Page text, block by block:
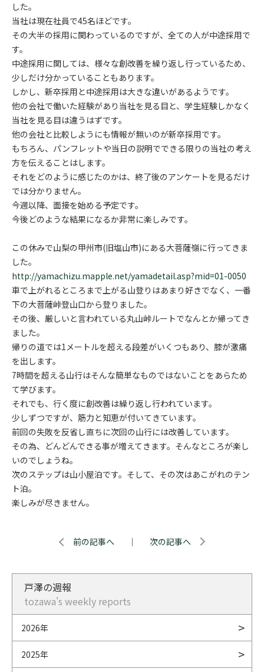
した。
当社は現在社員で45名ほどです。
その大半の採用に関わっているのですが、全ての人が中途採用で
す。
中途採用に関しては、様々な創改善を繰り返し行っているため、
少しだけ分かっていることもあります。
しかし、新卒採用と中途採用は大きな違いがあるようです。
他の会社で働いた経験があり当社を見る目と、学生経験しかなく
当社を見る目は違うはずです。
他の会社と比較しようにも情報が無いのが新卒採用です。
もちろん、パンフレットや当日の説明でできる限りの当社の考え
方を伝えることはします。
それをどのように感じたのかは、終了後のアンケートを見るだけ
では分かりません。
今週以降、面接を始める予定です。
今後どのような結果になるか非常に楽しみです。
この休みで山梨の甲州市(旧塩山市)にある大菩薩嶺に行ってきま
した。
http://yamachizu.mapple.net/yamadetail.asp?mid=01-0050
車で上がれるところまで上がる山登りはあまり好きでなく、一番
下の大菩薩峠登山口から登りました。
その後、厳しいと言われている丸山峠ルートでなんとか帰ってき
ました。
帰りの道では1メートルを超える段差がいくつもあり、膝が激痛
を出します。
7時間を超える山行はそんな簡単なものではないことをあらため
て学びます。
それでも、行く度に創改善は繰り返し行われています。
少しずつですが、筋力と知恵が付いてきています。
前回の失敗を反省し直ちに次回の山行には改善しています。
その為、どんどんできる事が増えてきます。そんなところが楽し
いのでしょうね。
次のステップは山小屋泊です。そして、その次はあこがれのテン
ト泊。
楽しみが尽きません。
前の記事へ ｜ 次の記事へ
戸澤の週報
tozawa's weekly reports
2026年
2025年